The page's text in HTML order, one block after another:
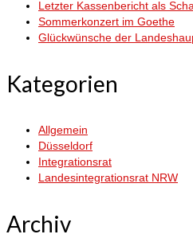
Letzter Kassenbericht als
Sommerkonzert im Goethe
Glückwünsche der
Kategorien
Allgemein
Düsseldorf
Integrationsrat
Landesintegrationsrat NRW
Archiv